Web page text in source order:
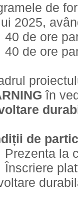
de
2025,
40 de ore
40 de ore
în
de
Prezenta la
Înscriere